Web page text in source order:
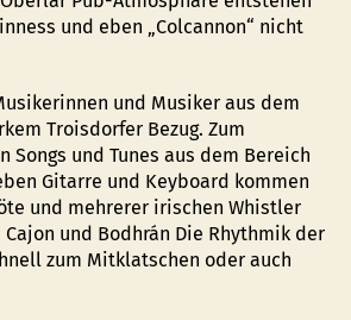
und eben „Colcannon“ nicht
und Musiker aus dem
Troisdorfer Bezug. Zum
Songs und Tunes aus dem Bereich
Gitarre und Keyboard kommen
und mehrerer irischen Whistler
und Bodhrán Die Rhythmik der
zum Mitklatschen oder auch